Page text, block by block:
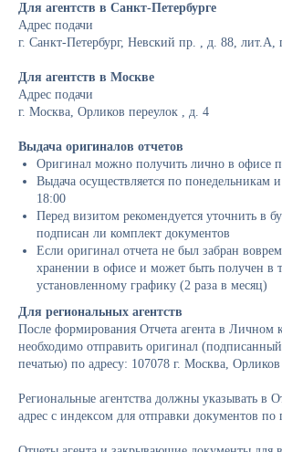
Для агентств в Санкт-Петербурге
Адрес подачи
г. Санкт-Петербург, Невский пр. , д. 88,
Для агентств в Москве
Адрес подачи
г. Москва, Орликов переулок , д. 4
Выдача оригиналов отчетов
Оригинал можно получить лично в офисе
Выдача осуществляется по понедельникам
18:00
Перед визитом рекомендуется уточнить в
подписан ли комплект документов
Если оригинал отчета не был забран
хранении в офисе и может быть получен в
установленному графику (2 раза в месяц)
Для региональных агентств
После формирования Отчета агента в Личном
необходимо отправить оригинал
печатью) по адресу: 107078 г. Москва,
Региональные агентства должны указывать в
адрес с индексом для отправки документов по